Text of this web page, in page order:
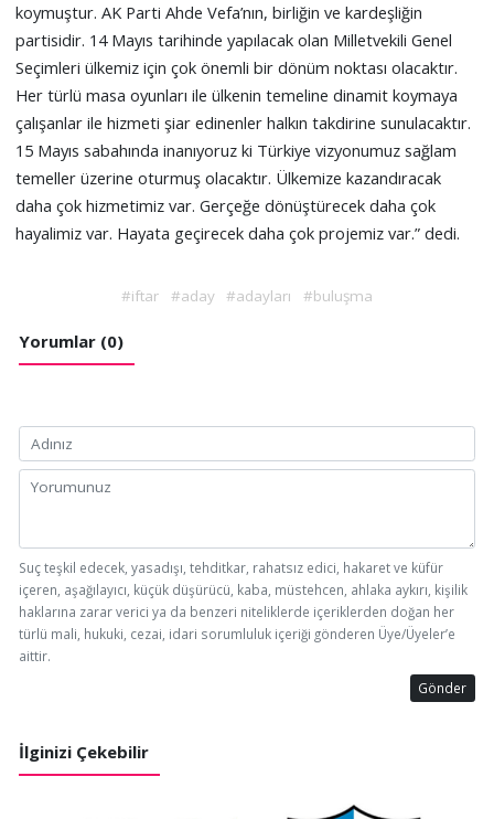
koymuştur. AK Parti Ahde Vefa’nın, birliğin ve kardeşliğin
partisidir. 14 Mayıs tarihinde yapılacak olan Milletvekili Genel
Seçimleri ülkemiz için çok önemli bir dönüm noktası olacaktır.
Her türlü masa oyunları ile ülkenin temeline dinamit koymaya
çalışanlar ile hizmeti şiar edinenler halkın takdirine sunulacaktır.
15 Mayıs sabahında inanıyoruz ki Türkiye vizyonumuz sağlam
temeller üzerine oturmuş olacaktır. Ülkemize kazandıracak
daha çok hizmetimiz var. Gerçeğe dönüştürecek daha çok
hayalimiz var. Hayata geçirecek daha çok projemiz var.” dedi.
#iftar #aday #adayları #buluşma
Yorumlar (0)
Suç teşkil edecek, yasadışı, tehditkar, rahatsız edici, hakaret ve küfür
içeren, aşağılayıcı, küçük düşürücü, kaba, müstehcen, ahlaka aykırı, kişilik
haklarına zarar verici ya da benzeri niteliklerde içeriklerden doğan her
türlü mali, hukuki, cezai, idari sorumluluk içeriği gönderen Üye/Üyeler’e
aittir.
Gönder
İlginizi Çekebilir